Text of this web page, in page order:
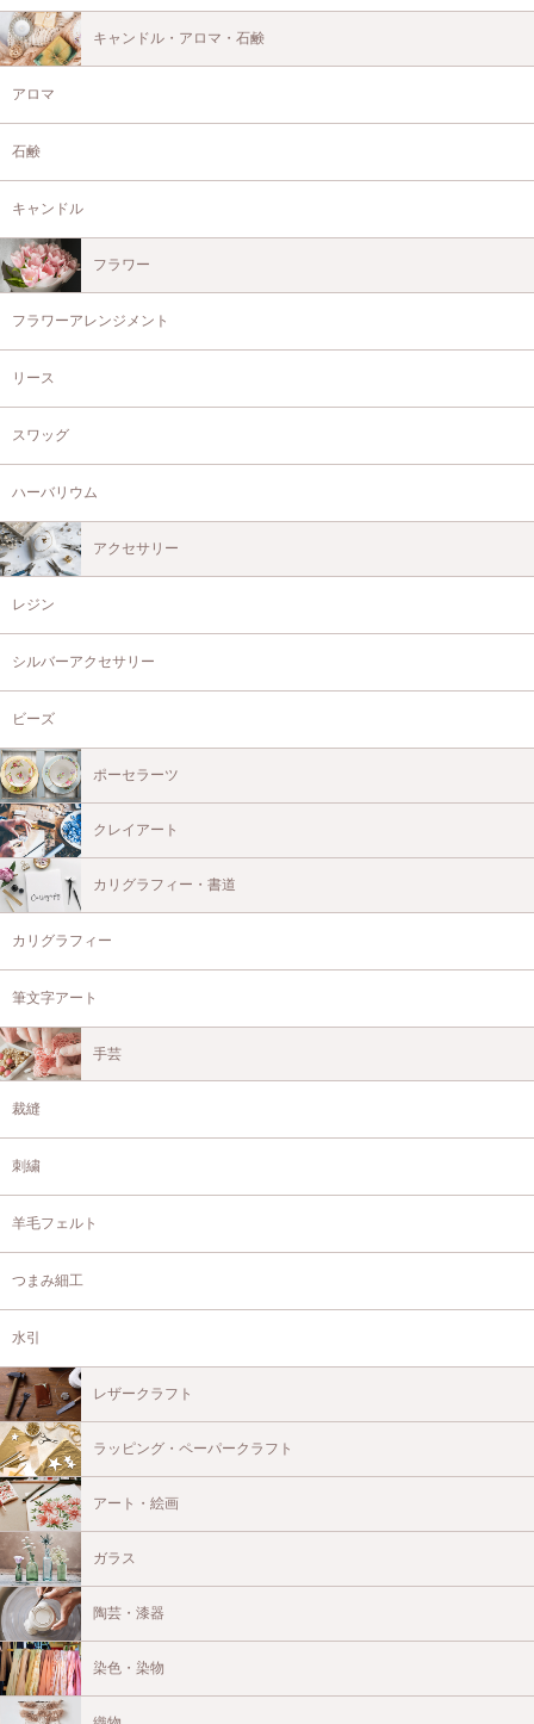
キャンドル・アロマ・石鹸
アロマ
石鹸
キャンドル
フラワー
フラワーアレンジメント
リース
スワッグ
ハーバリウム
アクセサリー
レジン
シルバーアクセサリー
ビーズ
ポーセラーツ
クレイアート
カリグラフィー・書道
カリグラフィー
筆文字アート
手芸
裁縫
刺繍
羊毛フェルト
つまみ細工
水引
レザークラフト
ラッピング・ペーパークラフト
アート・絵画
ガラス
陶芸・漆器
染色・染物